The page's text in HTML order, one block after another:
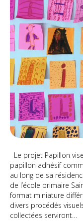
Le projet Papillon
papillon adhésif
au long de sa
de l’école primaire
format miniature
divers procédés
collectées serviront…